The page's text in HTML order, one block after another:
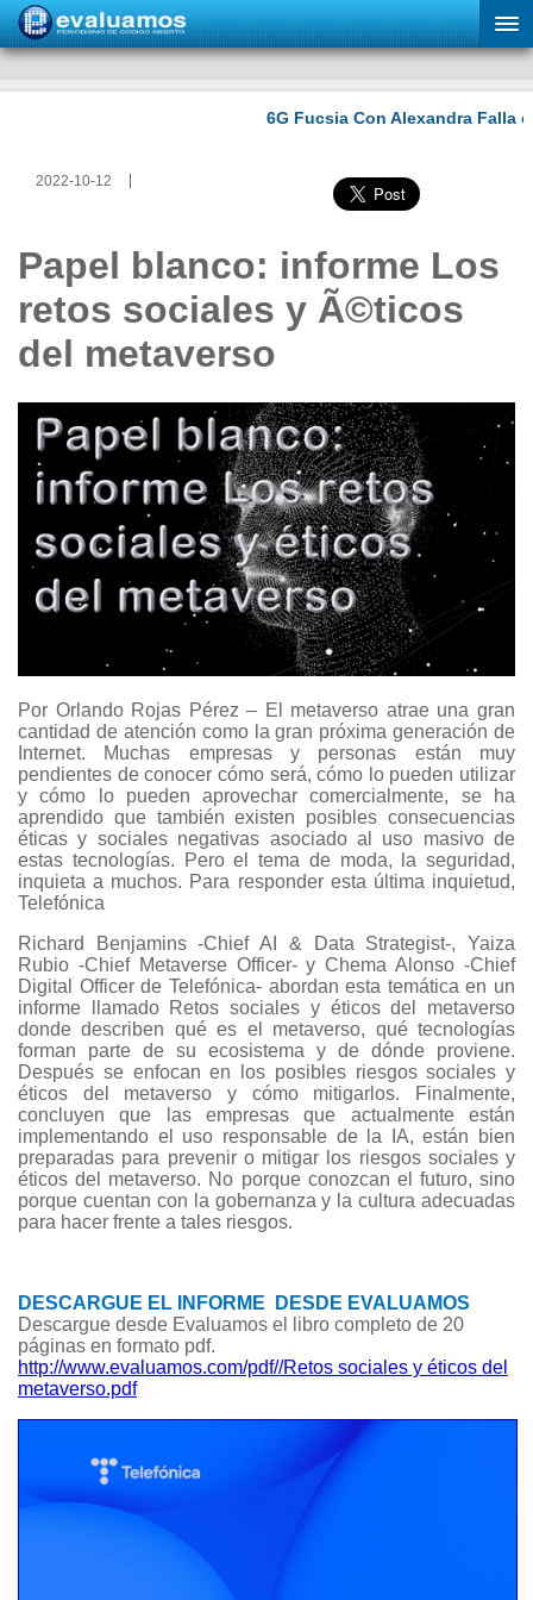
2022-10-12
Papel blanco: informe Los
retos sociales y Ã©ticos
del metaverso
Por Orlando Rojas Pérez – El metaverso atrae una gran
cantidad de atención como la gran próxima generación de
Internet. Muchas empresas y personas están muy
pendientes de conocer cómo será, cómo lo pueden utilizar
y cómo lo pueden aprovechar comercialmente, se ha
aprendido que también existen posibles consecuencias
éticas y sociales negativas asociado al uso masivo de
estas tecnologías. Pero el tema de moda, la seguridad,
inquieta a muchos. Para responder esta última inquietud,
Telefónica
Richard Benjamins -Chief AI & Data Strategist-, Yaiza
Rubio -Chief Metaverse Officer- y Chema Alonso -Chief
Digital Officer de Telefónica- abordan esta temática en un
informe llamado Retos sociales y éticos del metaverso
donde describen qué es el metaverso, qué tecnologías
forman parte de su ecosistema y de dónde proviene.
Después se enfocan en los posibles riesgos sociales y
éticos del metaverso y cómo mitigarlos. Finalmente,
concluyen que las empresas que actualmente están
implementando el uso responsable de la IA, están bien
preparadas para prevenir o mitigar los riesgos sociales y
éticos del metaverso. No porque conozcan el futuro, sino
porque cuentan con la gobernanza y la cultura adecuadas
para hacer frente a tales riesgos.
DESCARGUE EL INFORME DESDE EVALUAMOS
Descargue desde Evaluamos el libro completo de 20
páginas en formato pdf.
http://www.evaluamos.com/pdf//Retos sociales y éticos del
metaverso.pdf